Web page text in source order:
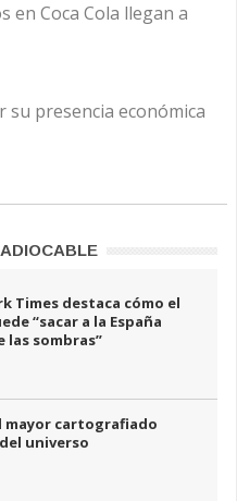
en Coca Cola llegan a
presencia económica
Times destaca cómo el
“sacar a la España
las sombras”
mayor cartografiado
universo